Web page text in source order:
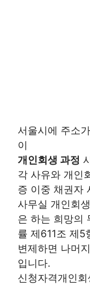
서울시에 주소
이
개인회생 과정
각 사유와 개인
증 이중 채권자
사무실 개인회
은 하는 희망의
률 제611조 제5
변제하면 나머
입니다.
신청자격개인